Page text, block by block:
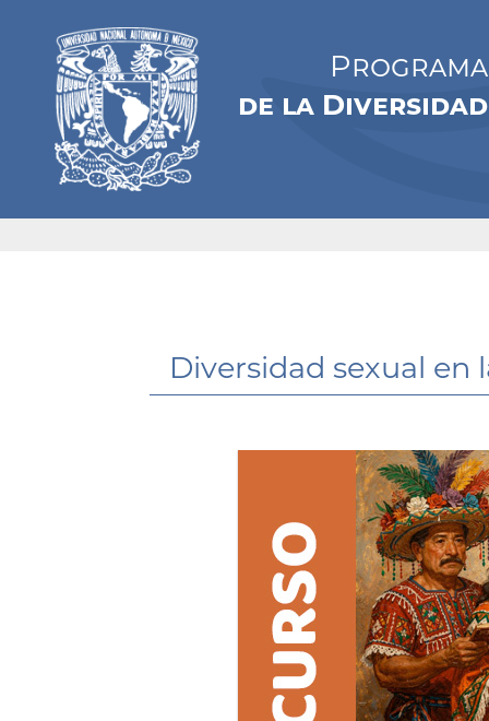
de la
Diversidad sexual